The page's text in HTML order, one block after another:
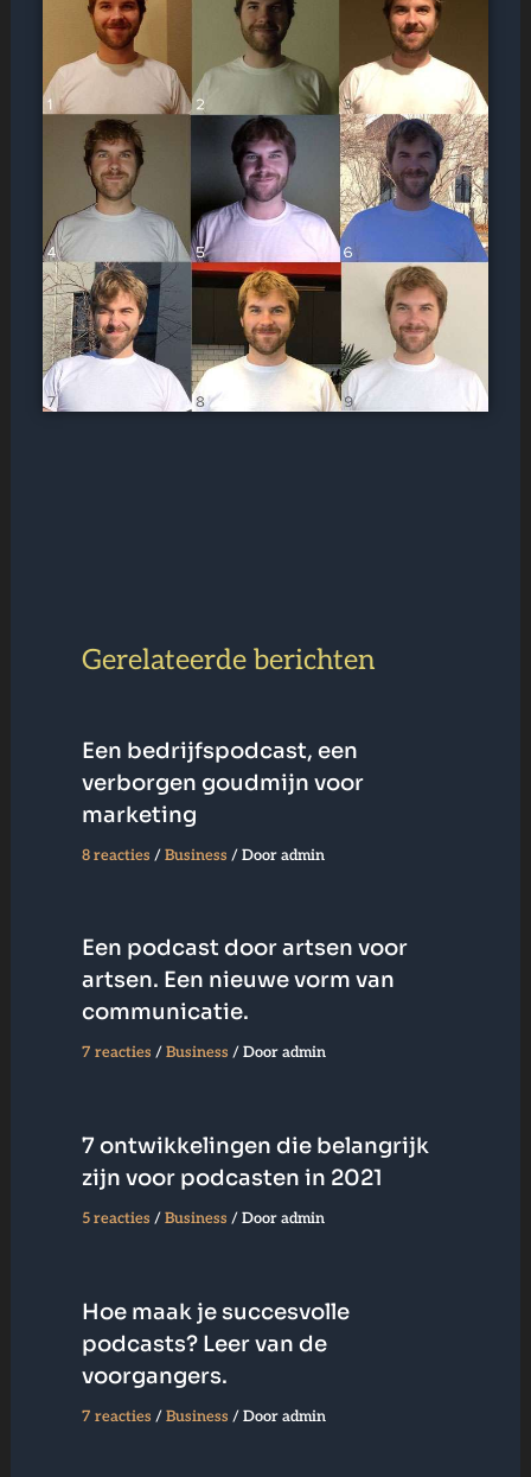
Gerelateerde berichten
Een bedrijfspodcast, een
verborgen goudmijn voor
marketing
8 reacties /Business / Dooradmin
Een podcast door artsen voor
artsen. Een nieuwe vorm van
communicatie.
7 reacties /Business / Dooradmin
7 ontwikkelingen die belangrijk
zijn voor podcasten in 2021
5 reacties /Business / Dooradmin
Hoe maak je succesvolle
podcasts? Leer van de
voorgangers.
7 reacties /Business / Dooradmin